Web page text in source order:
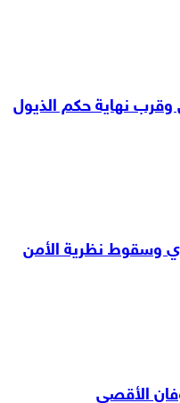
نهاية حكم الذيول
وسقوط نظرية الأمن
الأقصى